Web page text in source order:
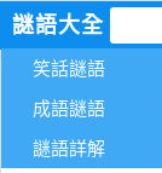
謎語大全
笑話謎語
成語謎語
謎語詳解